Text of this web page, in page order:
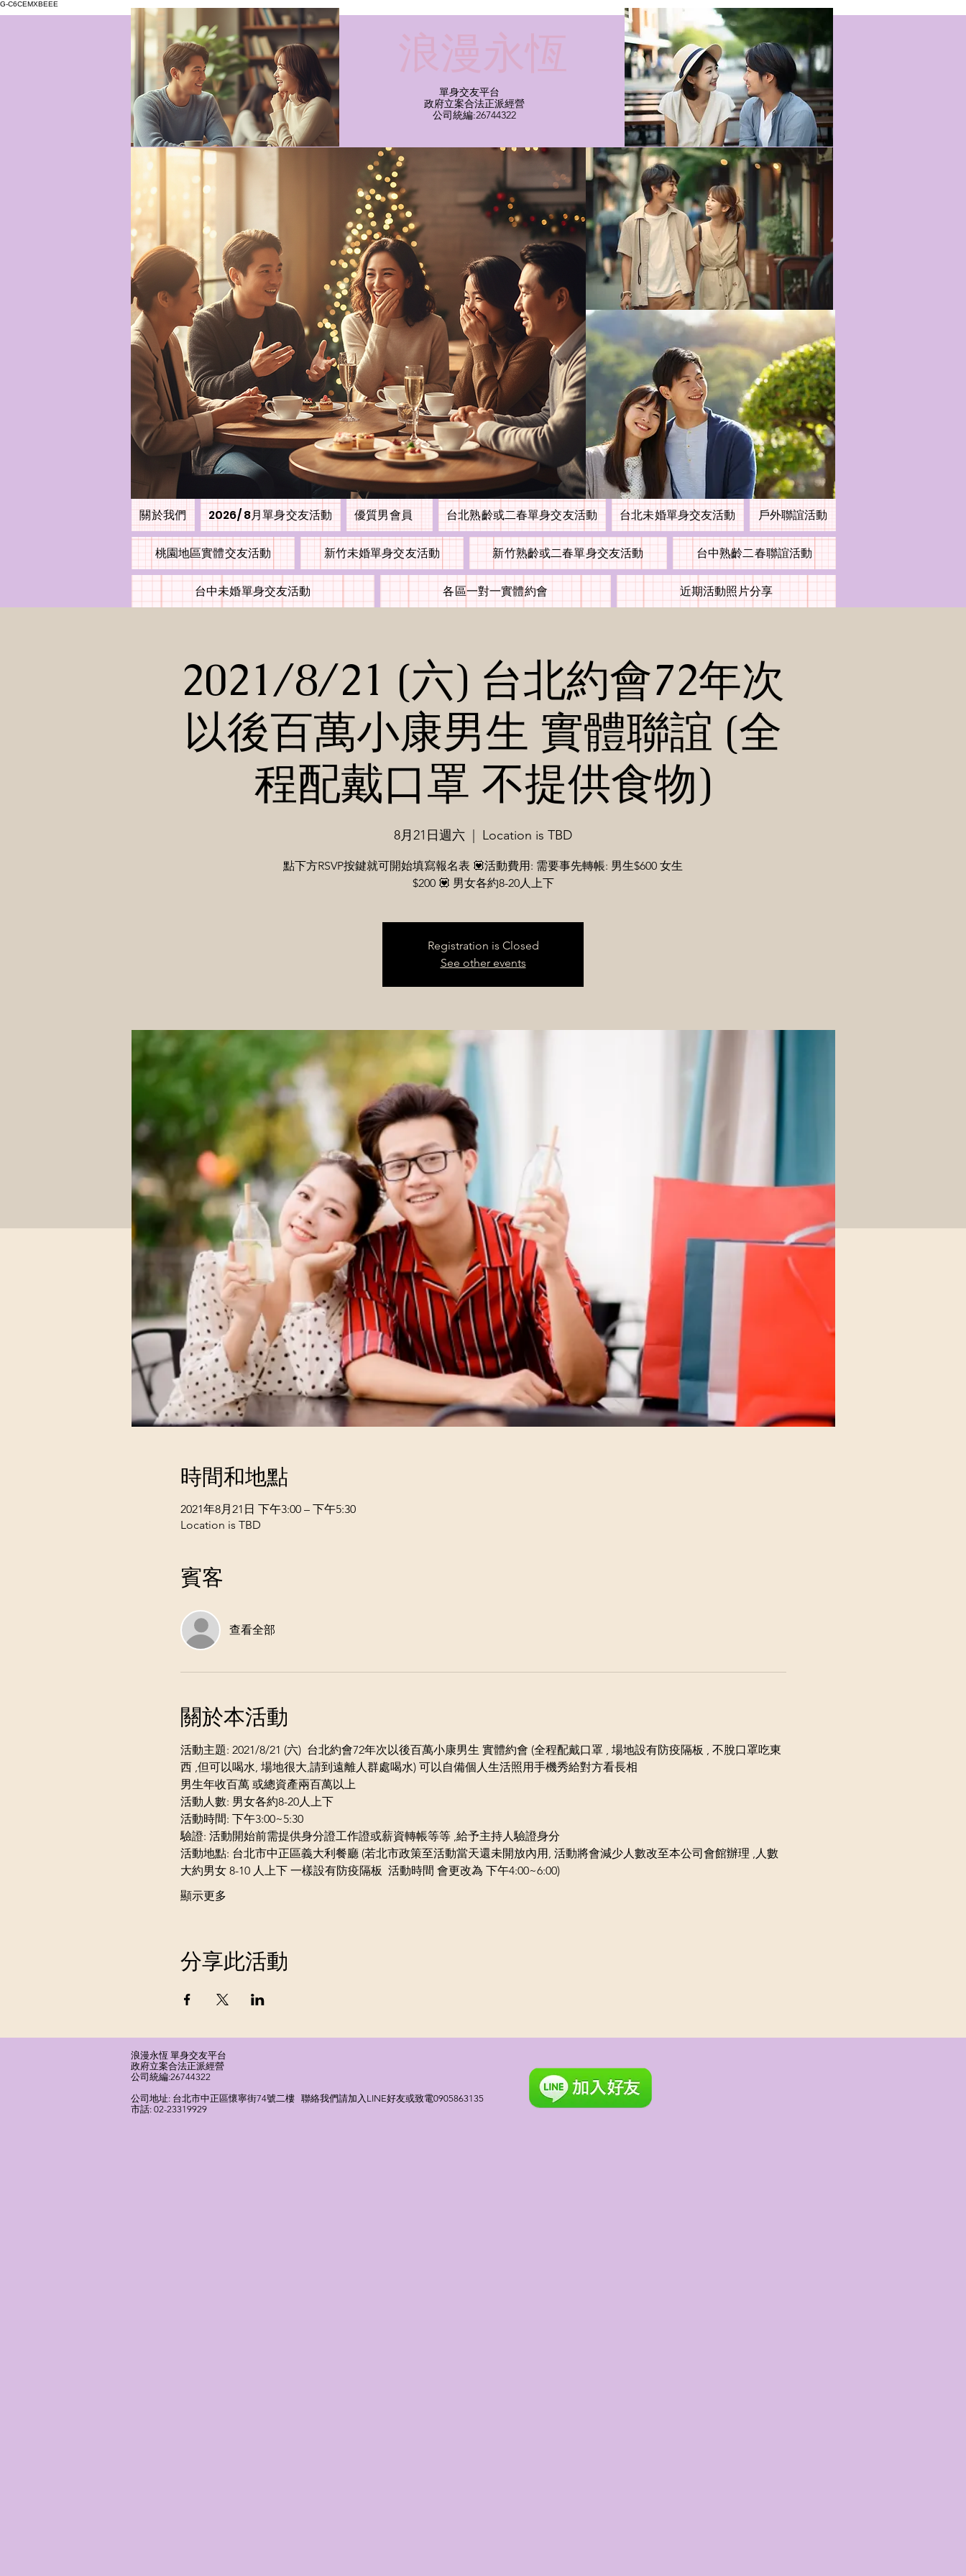
G-C6CEMXBEEE
單身交友平台
​政府立案合法正派經營​
​公司統編:26744322
​浪漫永恆
關於我們 2026/ 8月單身交友活動 優質男會員 台北熟齡或二春單身交友活動 台北未婚單身交友活動 戶外聯誼活動
桃園地區實體交友活動 新竹未婚單身交友活動 新竹熟齡或二春單身交友活動 台中熟齡二春聯誼活動
台中未婚單身交友活動 各區一對一實體約會 近期活動照片分享
2021/8/21 (六) 台北約會72年次
以後百萬小康男生 實體聯誼 (全
程配戴口罩 不提供食物)
8月21日週六 Location is TBD
點下方RSVP按鍵就可開始填寫報名表 💟活動費用: 需要事先轉帳: 男生$600 女生
$200 💟 男女各約8-20人上下
Registration is Closed
See other events
時間和地點
2021年8月21日 下午3:00 – 下午5:30
Location is TBD
賓客
查看全部
關於本活動
活動主題: 2021/8/21 (六)  台北約會72年次以後百萬小康男生 實體約會 (全程配戴口罩 , 場地設有防疫隔板 , 不脫口罩吃東
西 ,但可以喝水, 場地很大,請到遠離人群處喝水) 可以自備個人生活照用手機秀給對方看長相
男生年收百萬 或總資產兩百萬以上
活動人數: 男女各約8-20人上下
活動時間: 下午3:00~5:30
驗證: 活動開始前需提供身分證工作證或薪資轉帳等等 ,給予主持人驗證身分
活動地點: 台北市中正區義大利餐廳 (若北市政策至活動當天還未開放內用, 活動將會減少人數改至本公司會館辦理 ,人數
大約男女 8-10 人上下 一樣設有防疫隔板  活動時間 會更改為 下午4:00~6:00)
顯示更多
分享此活動
浪漫永恆 單身交友平台
​政府立案合法正派經營​
​公司統編:26744322
​公司地址: 台北市中正區懷寧街74號二樓 聯絡我們請加入LINE好友或致電0905863135
市話: 02-23319929